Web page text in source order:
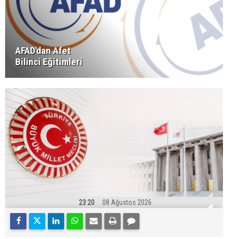
AFAD'dan Afet
Bilinci Eğitimleri
23:20 08 Ağustos 2026